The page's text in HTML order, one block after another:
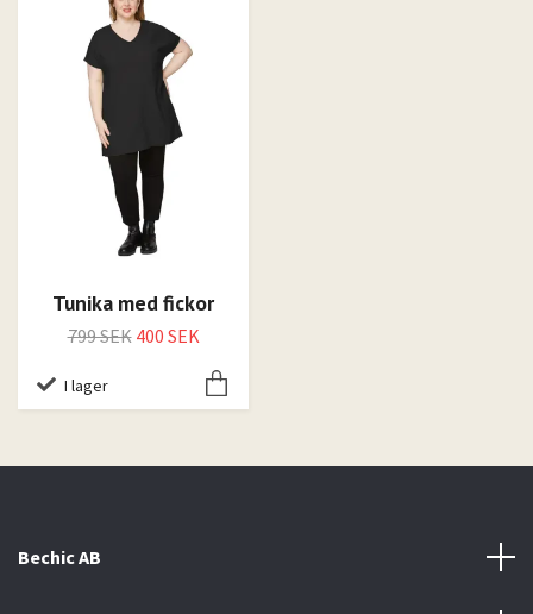
Tunika med fickor
799 SEK 400 SEK
I lager
Bechic AB